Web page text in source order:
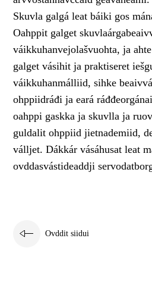
Skuvla galgá leat báiki gos
Oahppit galget
váikkuhanvejolašvuohta, ja
galget vásihit ja praktiseret
váikkuhanmálliid, sihke
ohppiidráđi ja eará
oahppi gaskka ja skuvlla ja
guldalit ohppiid jietnademiid,
válljet. Dákkár vásáhusat leat
ovddasvástideaddji
Ovddit siidui